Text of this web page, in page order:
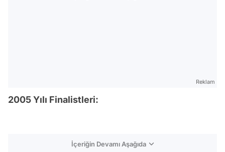
Reklam
2005 Yılı Finalistleri:
İçeriğin Devamı Aşağıda